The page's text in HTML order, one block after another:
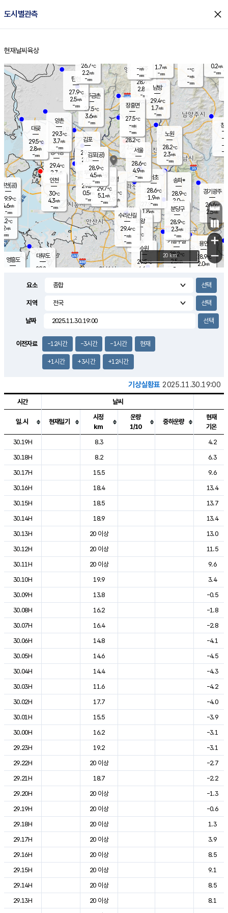
도시별관측 close
홈
현재날씨 육상
의도
℃
m/s
mm
영흥도
양주
28.4℃
2.8
-mm
과천
27.9℃
1.8m/s
- mm
용인
28.9℃
2.0m/s
경기광주
26.6℃
2.5m/s
-mm
3.4m/s
대부도
29.2
경서동
29.4℃
2.7 m/s
-mm
파주금촌
27.5℃
3.6m/s
-mm
-℃
-m/s
-mm
대곶
29.5℃
2.8m/s
-mm
창
-
-m/
-
탄현
27.9℃
2.5m/s
-mm
0.2m/s
-mm
의왕
- ℃
m/s
mm
김포
29.0℃
2.0 m/s
mm
광명
29.5 ℃
2.9 m/s
-mm
부천
29.5℃
0.5m/s
-mm
양촌
29.3℃
3.7m/s
-mm
구로
29.7℃
5.1 m/s
-mm
은평
28.2℃
2.5 m/s
- mm
노원
28.2℃
2.3m/s
-mm
송파*
28.9℃
2.0m/s
-mm
서초
28.6℃
1.9m/s
-mm
남방
29.4℃
1.7m/s
-mm
기흥구갈
28.2℃
2.5m/s
-
수리산길
29.4℃
-m/s
-mm
분당구
28.9℃
2.3m/s
-mm
장흥면
27.5℃
-m/s
-mm
-m/s
-mm
인천(공)
29.9℃
4.6m/s
-mm
김포(공)
28.9℃
4.5m/s
-mm
수원
29.5℃
4.6 m/s
인천
30℃
4.3m/s
-mm
서울
28.6℃
4.9m/s
-mm
26.7℃
2.2m/s
-mm
1.7m/s
-mm
+
−
20 km
요소
지역
날짜
이전자료 -12시간 -3시간 -1시간 현재
+1시간 +3시간 +12시간
기상실황표 2025.11.30.19:00
도시별 기상실황표로 지점, 날씨, 기온, 강수, 바람, 기압등을 안내한 표입
시간 날씨
일.시 현재일기
시정
km
운량
1/10
중하운량
현재
기온
30.19H
8.3
4.2
30.18H
8.2
6.3
30.17H
15.5
9.6
30.16H
18.4
13.4
30.15H
18.5
13.7
30.14H
18.9
13.4
30.13H
20 이상
13.0
30.12H
20 이상
11.5
30.11H
20 이상
9.6
30.10H
19.9
3.4
30.09H
13.8
-0.5
30.08H
16.2
-1.8
30.07H
16.4
-2.8
30.06H
14.8
-4.1
30.05H
14.6
-4.5
30.04H
14.4
-4.3
30.03H
11.6
-4.2
30.02H
17.7
-4.0
30.01H
15.5
-3.9
30.00H
16.2
-3.1
29.23H
19.2
-3.1
29.22H
20 이상
-2.7
29.21H
18.7
-2.2
29.20H
20 이상
-1.3
29.19H
20 이상
-0.6
29.18H
20 이상
1.3
29.17H
20 이상
3.9
29.16H
20 이상
8.5
29.15H
20 이상
9.1
29.14H
20 이상
8.5
29.13H
20 이상
8.1